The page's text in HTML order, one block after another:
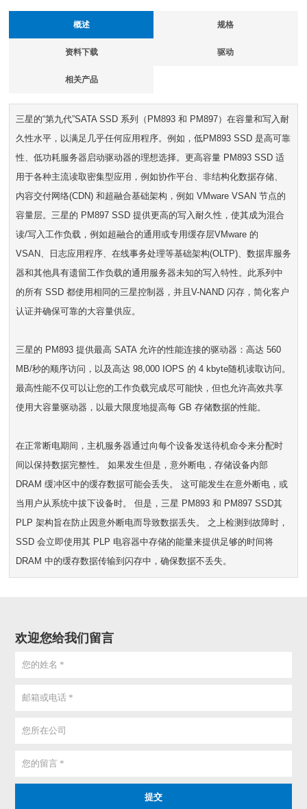
概述 规格
资料下载 驱动
相关产品
三星的“第九代”SATA SSD 系列（PM893 和 PM897）在容量和写入耐
久性水平，以满足几乎任何应用程序。例如，低PM893 SSD 是高可靠
性、低功耗服务器启动驱动器的理想选择。更高容量 PM893 SSD 适
用于各种主流读取密集型应用，例如协作平台、非结构化数据存储、
内容交付网络(CDN) 和超融合基础架构，例如 VMware VSAN 节点的
容量层。三星的 PM897 SSD 提供更高的写入耐久性，使其成为混合
读/写入工作负载，例如超融合的通用或专用缓存层VMware 的
VSAN、日志应用程序、在线事务处理等基础架构(OLTP)、数据库服务
器和其他具有遗留工作负载的通用服务器未知的写入特性。此系列中
的所有 SSD 都使用相同的三星控制器，并且V-NAND 闪存，简化客户
认证并确保可靠的大容量供应。
三星的 PM893 提供最高 SATA 允许的性能连接的驱动器：高达 560
MB/秒的顺序访问，以及高达 98,000 IOPS 的 4 kbyte随机读取访问。
最高性能不仅可以让您的工作负载完成尽可能快，但也允许高效共享
使用大容量驱动器，以最大限度地提高每 GB 存储数据的性能。
在正常断电期间，主机服务器通过向每个设备发送待机命令来分配时
间以保持数据完整性。 如果发生但是，意外断电，存储设备内部
DRAM 缓冲区中的缓存数据可能会丢失。 这可能发生在意外断电，或
当用户从系统中拔下设备时。 但是，三星 PM893 和 PM897 SSD其
PLP 架构旨在防止因意外断电而导致数据丢失。 之上检测到故障时，
SSD 会立即使用其 PLP 电容器中存储的能量来提供足够的时间将
DRAM 中的缓存数据传输到闪存中，确保数据不丢失。
欢迎您给我们留言